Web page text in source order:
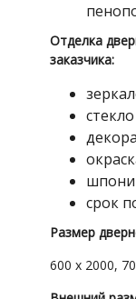
Отделка
заказчика:
стекло
срок
Размер
600 x 2000,